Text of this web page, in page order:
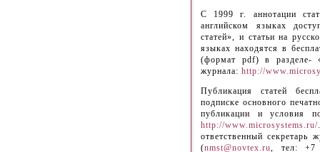
С 1999 г. аннотации
английском языках
статей», и статьи на
языках находятся в
(формат pdf) в разделе-
журнала: http://
Публикация статей
подписке основного
публикации и условия
http://www.microsystems.ru/
ответственный секретарь
(nmst@novtex.ru, тел: +7